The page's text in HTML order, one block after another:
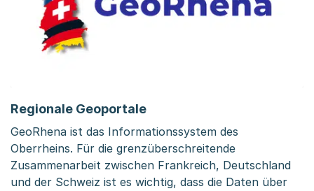
Regionale Geoportale
GeoRhena ist das Informationssystem des
Oberrheins. Für die grenzüberschreitende
Zusammenarbeit zwischen Frankreich, Deutschland
und der Schweiz ist es wichtig, dass die Daten über